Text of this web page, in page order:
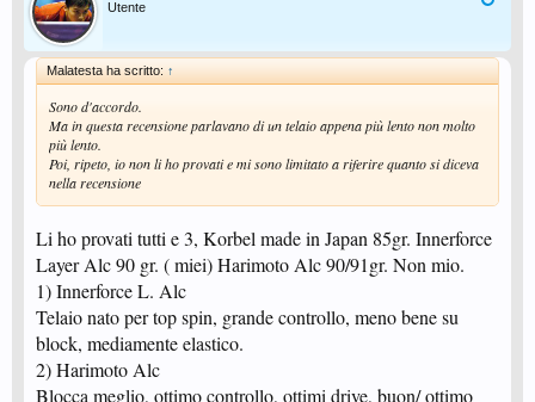
Utente
Malatesta ha scritto: ↑
Sono d'accordo.
Ma in questa recensione parlavano di un telaio appena più lento non molto
più lento.
Poi, ripeto, io non li ho provati e mi sono limitato a riferire quanto si diceva
nella recensione
Li ho provati tutti e 3, Korbel made in Japan 85gr. Innerforce
Layer Alc 90 gr. ( miei) Harimoto Alc 90/91gr. Non mio.
1) Innerforce L. Alc
Telaio nato per top spin, grande controllo, meno bene su
block, mediamente elastico.
2) Harimoto Alc
Blocca meglio, ottimo controllo, ottimi drive, buon/ ottimo